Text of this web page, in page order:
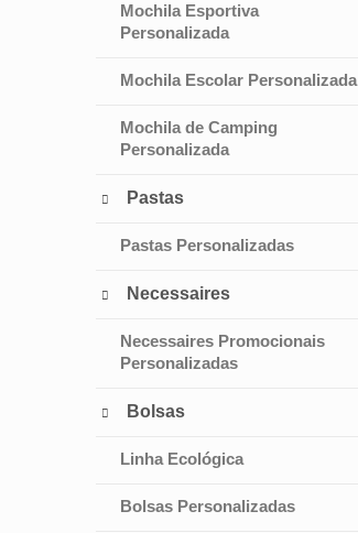
Mochila Esportiva
Personalizada
Mochila Escolar Personalizada
Mochila de Camping
Personalizada
 Pastas
Pastas Personalizadas
 Necessaires
Necessaires Promocionais
Personalizadas
 Bolsas
Linha Ecológica
Bolsas Personalizadas